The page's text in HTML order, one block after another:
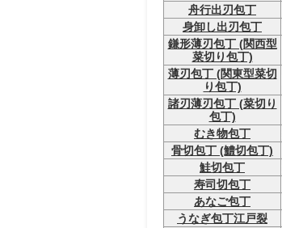
舟行出刃包丁
身卸し出刃包丁
鎌形薄刃包丁 (関西型
菜切り包丁)
薄刃包丁 (関東型菜切
り包丁)
諸刃薄刃包丁 (菜切り
包丁)
むき物包丁
骨切包丁 (鱧切包丁)
鮭切包丁
寿司切包丁
あなご包丁
うなぎ包丁江戸裂